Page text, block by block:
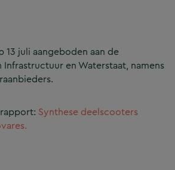
13 juli aangeboden aan de
Infrastructuur en Waterstaat, namens
Synthese deelscooters